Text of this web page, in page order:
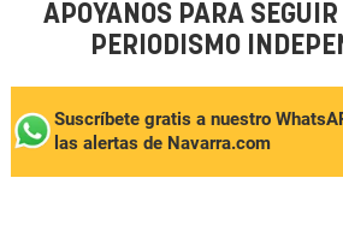
APÓYANOS PARA
PERIODISMO
Suscríbete gratis a nuestro
las alertas de Navarra.com